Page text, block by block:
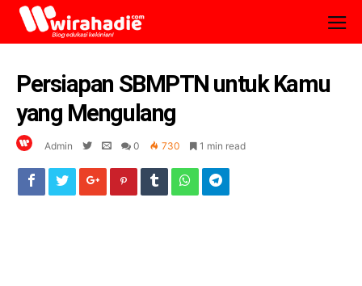
Persiapan SBMPTN untuk Kamu
yang Mengulang
Admin 0 730 1 min read